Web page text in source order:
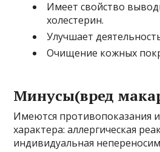
Имеет свойство
холестерин.
Улучшает
Очищение кожных
Минусы(вред
Имеются противопоказания
характера: аллергическая
индивидуальная